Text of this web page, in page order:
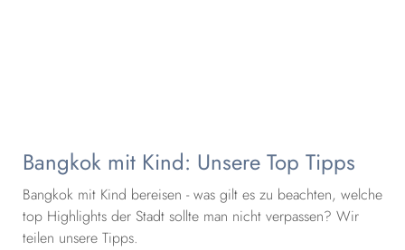
Bangkok mit Kind: Unsere Top Tipps
Bangkok mit Kind bereisen - was gilt es zu beachten, welche
top Highlights der Stadt sollte man nicht verpassen? Wir
teilen unsere Tipps.